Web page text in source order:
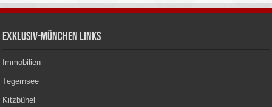
Exklusiv-München Links
Immobilien
Tegernsee
Kitzbühel